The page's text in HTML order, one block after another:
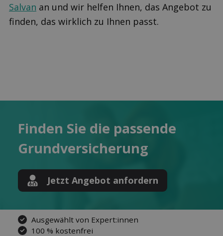
Salvan an und wir helfen Ihnen, das Angebot zu
finden, das wirklich zu Ihnen passt.
Finden Sie die pas­sende
Grund­versicherung
Jetzt Angebot anfordern
Ausgewählt von Expert:innen
100 % kostenfrei